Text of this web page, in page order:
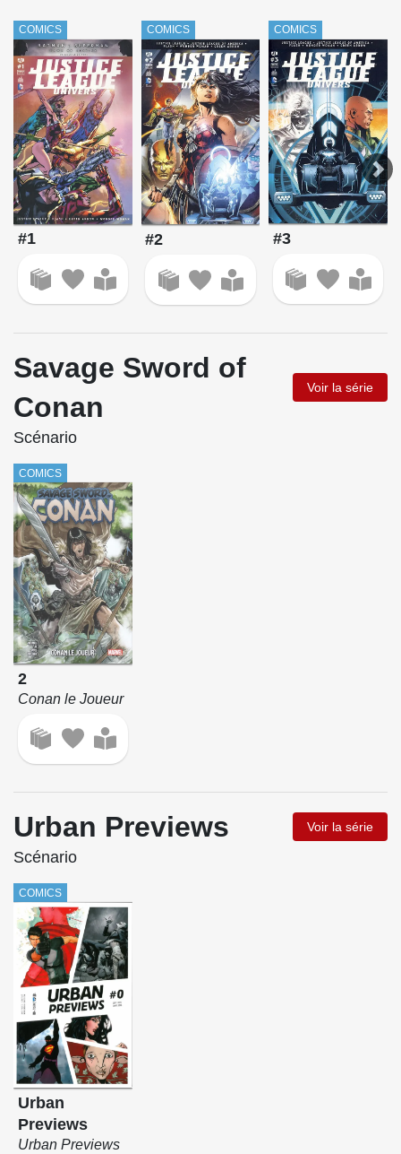
COMICS
#1
COMICS
#2
COMICS
#3
Savage Sword of
Conan
Voir la série
Scénario
COMICS
2
Conan le Joueur
Urban Previews Voir la série
Scénario
COMICS
Urban
Previews
Urban Previews